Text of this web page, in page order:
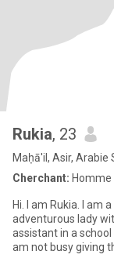
Rukia, 23
Maḥā'il, Asir, Arabie
Cherchant: Homme
Hi. I am Rukia. I am a fun loving, easy going, confident and
adventurous lady with a
assistant in a school
am not busy giving